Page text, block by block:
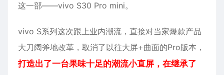
这一部——vivo S30 Pro mini。
vivo S系列这次跟上业内潮流，直接对当家爆款产品
大刀阔斧地改革，取消了以往大屏+曲面的Pro版本，
打造出了一台果味十足的潮流小直屏，在继承了